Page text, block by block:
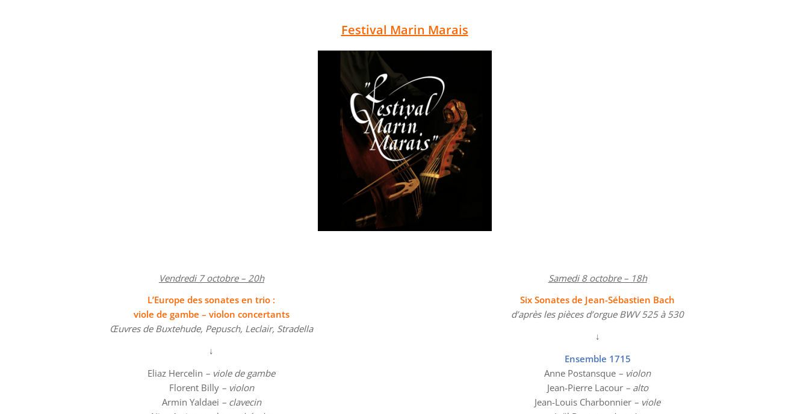
Festival Marin Marais
Vendredi 7 octobre – 20h
L’Europe des sonates en trio :
viole de gambe – violon concertants
Œuvres de Buxtehude, Pepusch, Leclair, Stradella
↓
Eliaz Hercelin – viole de gambe
Florent Billy – violon
Armin Yaldaei – clavecin
Samedi 8 octobre – 18h
Six Sonates de Jean-Sébastien Bach
d’après les pièces d’orgue BWV 525 à 530
↓
Ensemble 1715
Anne Postansque – violon
Jean-Pierre Lacour – alto
Jean-Louis Charbonnier – viole